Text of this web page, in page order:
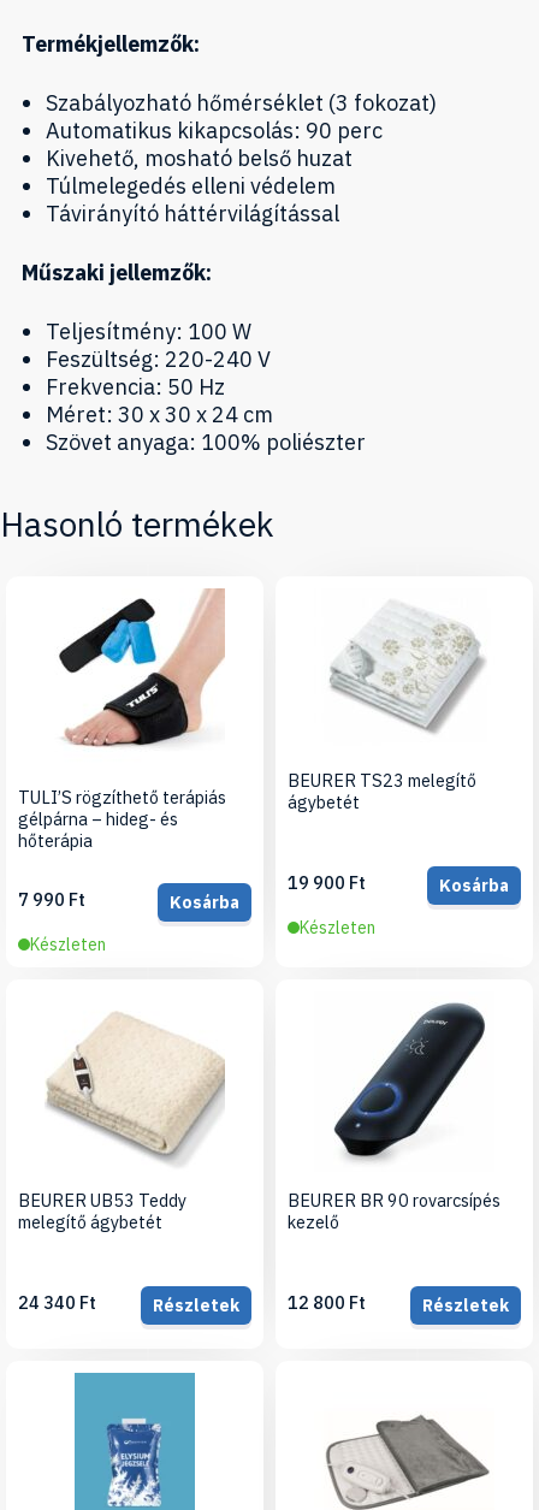
Termékjellemzők:
Szabályozható hőmérséklet (3 fokozat)
Automatikus kikapcsolás: 90 perc
Kivehető, mosható belső huzat
Túlmelegedés elleni védelem
Távirányító háttérvilágítással
Műszaki jellemzők:
Teljesítmény: 100 W
Feszültség: 220-240 V
Frekvencia: 50 Hz
Méret: 30 x 30 x 24 cm
Szövet anyaga: 100% poliészter
Hasonló termékek
TULI’S rögzíthető terápiás
gélpárna – hideg- és
hőterápia
7 990 Ft
Kosárba
Készleten
BEURER TS23 melegítő
ágybetét
19 900 Ft
Kosárba
Készleten
BEURER UB53 Teddy
melegítő ágybetét
24 340 Ft Részletek
BEURER BR 90 rovarcsípés
kezelő
12 800 Ft Részletek